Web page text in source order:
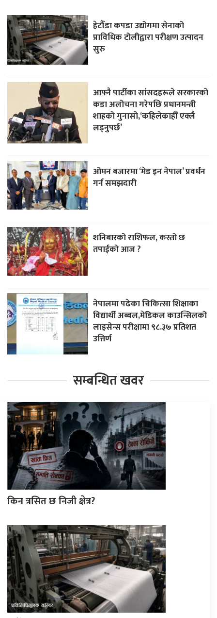
हेटौँडा कपडा उद्योगमा सेनाको
प्राविधिक टोलीद्वारा परीक्षण उत्पादन
सुरु
आफ्नै पार्टीका सांसदहरूले सरकारको
कडा अलोचना गरेपछि प्रधानमन्त्री
शाहकाे गुनासाे,‘कहिलेकाहीँ एक्लै
लड्नुपर्छ’
ओमन बजारमा ‘मेड इन नेपाल’ प्रवर्धन
गर्न समझदारी
शनिबारको राशिफल, कस्तो छ
तपाईको आज ?
नेपालमा पढेका चिकित्सा शिक्षाका
विद्यार्थी अब्बल,मेडिकल काउन्सिलको
लाइसेन्स परीक्षामा ९८.३७ प्रतिशत
उत्तिर्ण
सम्बन्धित खवर
किन त्रसित छ निजी क्षेत्र?